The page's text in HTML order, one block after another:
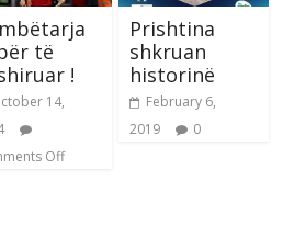
të
!
14,
Off
Prishtina
shkruan
historinë
February 6,
2019
0